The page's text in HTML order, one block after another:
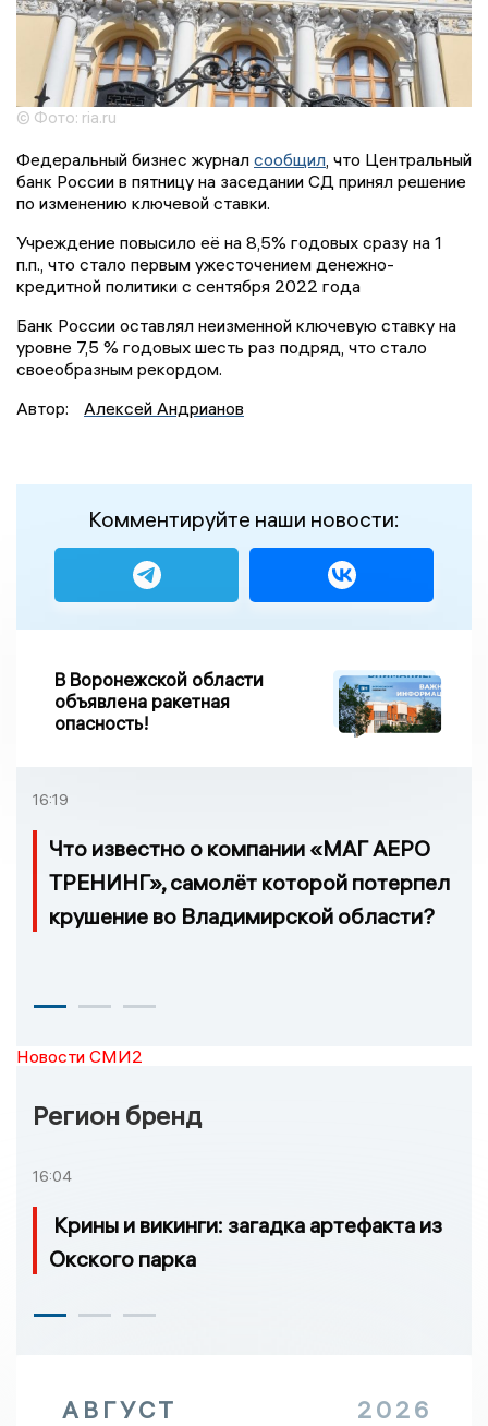
© Фото: ria.ru
Федеральный бизнес журнал сообщил, что Центральный
банк России в пятницу на заседании СД принял решение
по изменению ключевой ставки.
Учреждение повысило её на 8,5% годовых сразу на 1
п.п., что стало первым ужесточением денежно-
кредитной политики с сентября 2022 года
Банк России оставлял неизменной ключевую ставку на
уровне 7,5 % годовых шесть раз подряд, что стало
своеобразным рекордом.
Автор:
Алексей Андрианов
Комментируйте наши новости:
В Воронежской области
объявлена ракетная
опасность!
16:19
Что известно о компании «МАГ АЕРО
ТРЕНИНГ», самолёт которой потерпел
крушение во Владимирской области?
Новости СМИ2
Регион бренд
16:04
Крины и викинги: загадка артефакта из
Окского парка
АВГУСТ 2026